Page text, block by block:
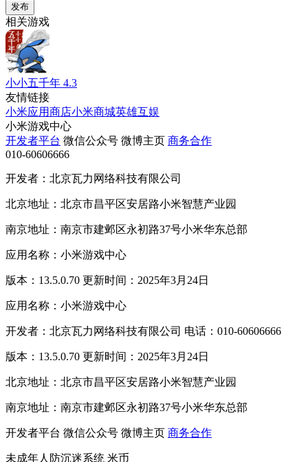
发布
相关游戏
小小五千年 4.3
友情链接
小米应用商店小米商城英雄互娱
小米游戏中心
开发者平台 微信公众号 微博主页 商务合作
010-60606666
开发者：北京瓦力网络科技有限公司
北京地址：北京市昌平区安居路小米智慧产业园
南京地址：南京市建邺区永初路37号小米华东总部
应用名称：小米游戏中心
版本：13.5.0.70 更新时间：2025年3月24日
应用名称：小米游戏中心
开发者：北京瓦力网络科技有限公司 电话：010-60606666
版本：13.5.0.70 更新时间：2025年3月24日
北京地址：北京市昌平区安居路小米智慧产业园
南京地址：南京市建邺区永初路37号小米华东总部
开发者平台 微信公众号 微博主页 商务合作
未成年人防沉迷系统 米币